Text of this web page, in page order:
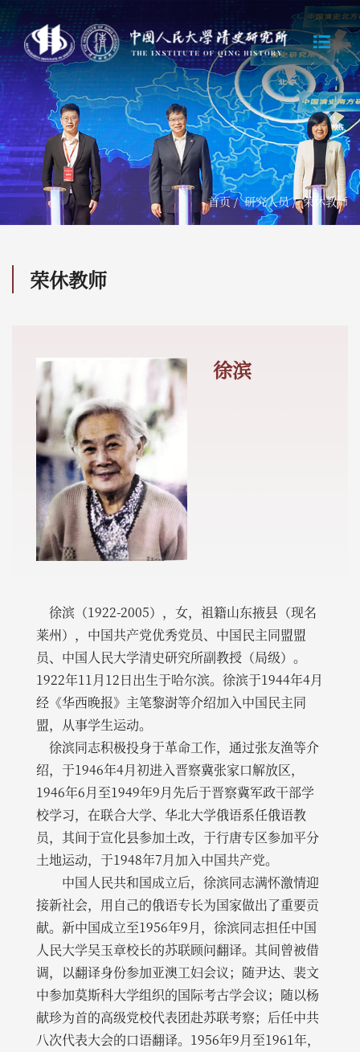
首页/研究人员/荣休教师
荣休教师
徐滨
徐滨（1922-2005），女，祖籍山东掖县（现名
莱州），中国共产党优秀党员、中国民主同盟盟
员、中国人民大学清史研究所副教授（局级）。
1922年11月12日出生于哈尔滨。徐滨于1944年4月
经《华西晚报》主笔黎澍等介绍加入中国民主同
盟，从事学生运动。
徐滨同志积极投身于革命工作，通过张友渔等介
绍，于1946年4月初进入晋察冀张家口解放区，
1946年6月至1949年9月先后于晋察冀军政干部学
校学习，在联合大学、华北大学俄语系任俄语教
员，其间于宣化县参加土改，于行唐专区参加平分
土地运动，于1948年7月加入中国共产党。
中国人民共和国成立后，徐滨同志满怀激情迎
接新社会，用自己的俄语专长为国家做出了重要贡
献。新中国成立至1956年9月，徐滨同志担任中国
人民大学吴玉章校长的苏联顾问翻译。其间曾被借
调，以翻译身份参加亚澳工妇会议；随尹达、裴文
中参加莫斯科大学组织的国际考古学会议；随以杨
献珍为首的高级党校代表团赴苏联考察；后任中共
八次代表大会的口语翻译。1956年9月至1961年，